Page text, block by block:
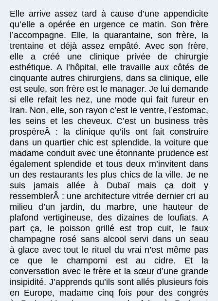
Elle arrive assez tard à cause d’une appendicite
qu’elle a opérée en urgence ce matin. Son frère
l’accompagne. Elle, la quarantaine, son frère, la
trentaine et déjà assez empâté. Avec son frère,
elle a créé une clinique privée de chirurgie
esthétique. A l’hôpital, elle travaille aux côtés de
cinquante autres chirurgiens, dans sa clinique, elle
est seule, son frère est le manager. Je lui demande
si elle refait les nez, une mode qui fait fureur en
Iran. Non, elle, son rayon c’est le ventre, l’estomac,
les seins et les cheveux. C’est un business très
prospèreÂ : la clinique qu’ils ont fait construire
dans un quartier chic est splendide, la voiture que
madame conduit avec une étonnante prudence est
également splendide et tous deux m’invitent dans
un des restaurants les plus chics de la ville. Je ne
suis jamais allée à Dubaï mais ça doit y
ressemblerÂ : une architecture vitrée dernier cri au
milieu d’un jardin, du marbre, une hauteur de
plafond vertigineuse, des dizaines de loufiats. A
part ça, le poisson grillé est trop cuit, le faux
champagne rosé sans alcool servi dans un seau
à glace avec tout le rituel du vrai n’est même pas
ce que le champomi est au cidre. Et la
conversation avec le frère et la sœur d’une grande
insipidité. J’apprends qu’ils sont allés plusieurs fois
en Europe, madame cinq fois pour des congrès